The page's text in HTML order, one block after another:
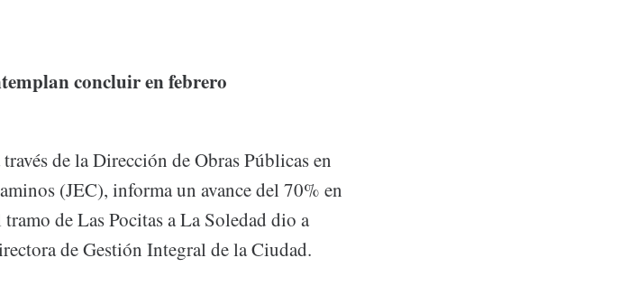
concluir en febrero
de la Dirección de Obras Públicas en
(JEC), informa un avance del 70% en
de Las Pocitas a La Soledad dio a
de Gestión Integral de la Ciudad.